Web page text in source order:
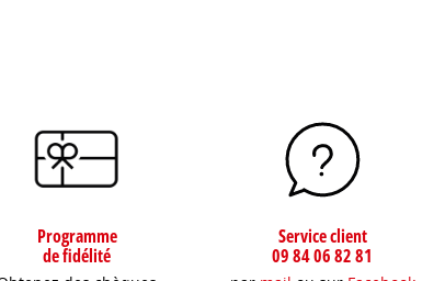
Programme
de fidélité
Service client
09 84 06 82 81